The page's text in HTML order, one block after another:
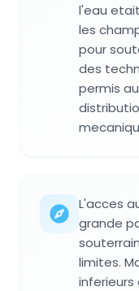
l'eau
les
pour
des
permis
L'acces
grande
limites.